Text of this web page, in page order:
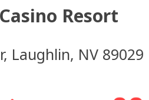
Resort
Laughlin, NV 89029